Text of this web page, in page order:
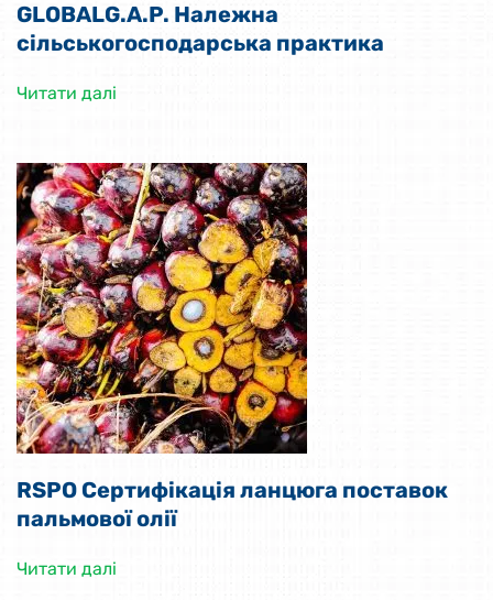
GLOBALG.A.P. Належна
сільськогосподарська практика
Читати далі
RSPO Сертифікація ланцюга поставок
пальмової олії
Читати далі